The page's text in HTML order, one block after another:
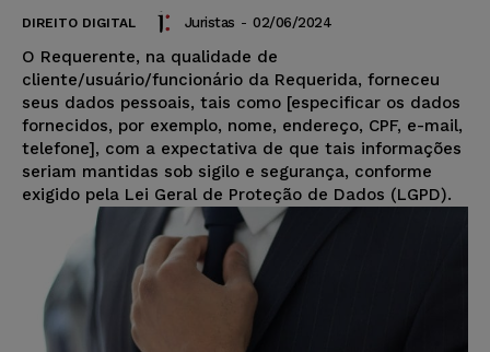
DIREITO DIGITAL Juristas - 02/06/2024
O Requerente, na qualidade de
cliente/usuário/funcionário da Requerida, forneceu
seus dados pessoais, tais como [especificar os dados
fornecidos, por exemplo, nome, endereço, CPF, e-mail,
telefone], com a expectativa de que tais informações
seriam mantidas sob sigilo e segurança, conforme
exigido pela Lei Geral de Proteção de Dados (LGPD).